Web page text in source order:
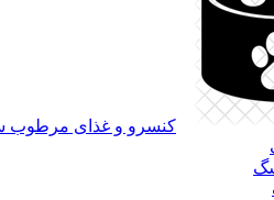
کنسرو و غذای